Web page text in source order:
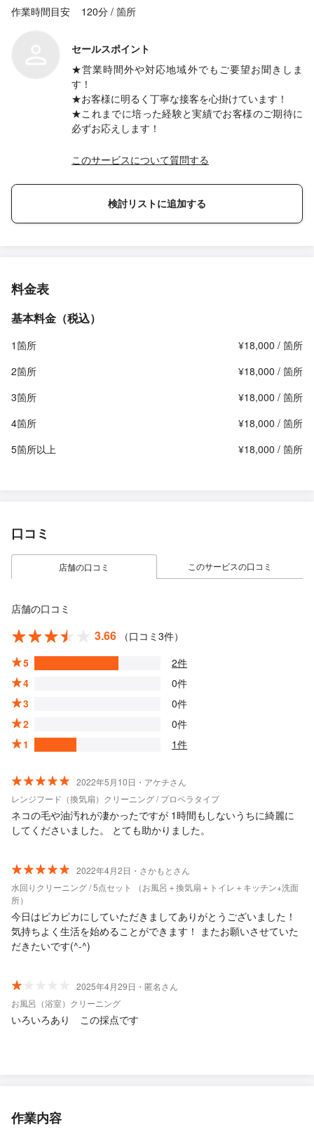
作業時間目安 120分 / 箇所
セールスポイント
★営業時間外や対応地域外でもご要望お聞きしま
す！
★お客様に明るく丁寧な接客を心掛けています！
★これまでに培った経験と実績でお客様のご期待に
必ずお応えします！
このサービスについて質問する
検討リストに追加する
料金表
基本料金（税込）
1箇所
¥18,000 / 箇所
2箇所
¥18,000 / 箇所
3箇所
¥18,000 / 箇所
4箇所
¥18,000 / 箇所
5箇所以上
¥18,000 / 箇所
口コミ
店舗の口コミ このサービスの口コミ
店舗の口コミ
3.66
（口コミ3件）
5
2件
4
0件
3
0件
2
0件
1
1件
2022年5月10日・アケチさん
レンジフード（換気扇）クリーニング / プロペラタイプ
ネコの毛や油汚れが凄かったですが 1時間もしないうちに綺麗に
してくださいました。 とても助かりました。
2022年4月2日・さかもとさん
水回りクリーニング / 5点セット （お風呂＋換気扇＋トイレ＋キッチン+洗面
所）
今日はピカピカにしていただきましてありがとうございました！
気持ちよく生活を始めることができます！ またお願いさせていた
だきたいです(^-^)
2025年4月29日・匿名さん
お風呂（浴室）クリーニング
いろいろあり この採点です
作業内容